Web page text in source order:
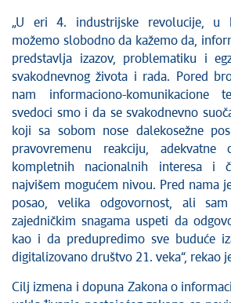
„U eri 4. industrijske revolucije, u
možemo slobodno da kažemo da,
predstavlja izazov, problematiku i
svakodnevnog života i rada. Pored
nam informaciono-komunikacione
svedoci smo i da se svakodnevno
koji sa sobom nose dalekosežne
pravovremenu reakciju, adekvatne
kompletnih nacionalnih interesa i
najvišem mogućem nivou. Pred nama
posao, velika odgovornost, ali
zajedničkim snagama uspeti da
kao i da predupredimo sve buduće
digitalizovano društvo 21. veka“, rekao
Cilj izmena i dopuna Zakona o